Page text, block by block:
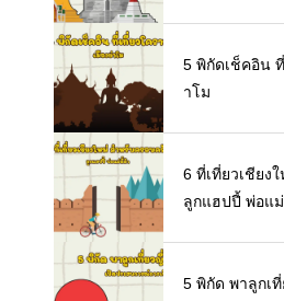
5 พิกัดเช็คอิน
าโม
6 ที่เที่ยวเชียง
ลูกแฮปปี้ พ่อแ
5 พิกัด พาลูกเ